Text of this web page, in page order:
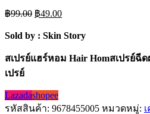
฿99.00 Original
price
was:
฿49.00Current
price
is:
Sold by : Skin Story
สเปรย์แฮร์หอม Hair Homสเปรย์
เปรย์
Lazadashopee
รหัสสินค้า: 9678455005 หมวดหมู่: